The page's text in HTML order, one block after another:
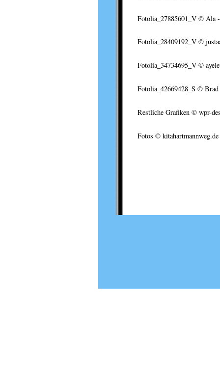
Fotolia_27885601_V © Ala
Fotolia_28409192_V ©
Fotolia_34734695_V ©
Fotolia_42669428_S © Brad
Restliche Grafiken © wpr-
Fotos © kitahartmannweg.de